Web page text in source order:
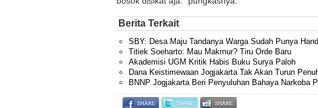
Berita Terkait
SBY: Desa Maju Tandanya Warga Sudah Punya
Titiek Soeharto: Mau Makmur? Tiru Orde Baru
Akademisi UGM Kritik Habis Buku Surya Paloh
Dana Keistimewaan Jogjakarta Tak Akan Turun
BNNP Jogjakarta Beri Penyuluhan Bahaya Narkoba